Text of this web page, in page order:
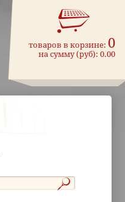
товаров в корзине: 0
на сумму (руб):0.00